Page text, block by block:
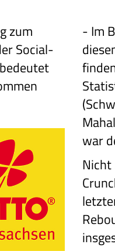
zum
Social-
- Im
war
Nicht